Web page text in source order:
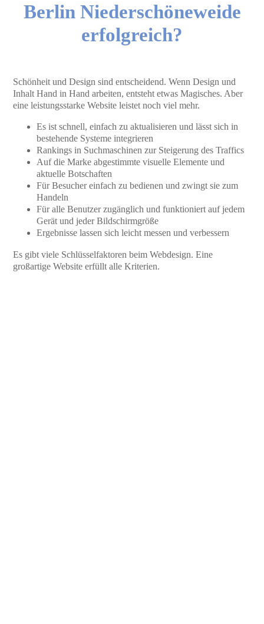
Berlin Niederschöneweide
erfolgreich?
Schönheit und Design sind entscheidend. Wenn Design und
Inhalt Hand in Hand arbeiten, entsteht etwas Magisches. Aber
eine leistungsstarke Website leistet noch viel mehr.
Es ist schnell, einfach zu aktualisieren und lässt sich in
bestehende Systeme integrieren
Rankings in Suchmaschinen zur Steigerung des Traffics
Auf die Marke abgestimmte visuelle Elemente und
aktuelle Botschaften
Für Besucher einfach zu bedienen und zwingt sie zum
Handeln
Für alle Benutzer zugänglich und funktioniert auf jedem
Gerät und jeder Bildschirmgröße
Ergebnisse lassen sich leicht messen und verbessern
Es gibt viele Schlüsselfaktoren beim Webdesign. Eine
großartige Website erfüllt alle Kriterien.